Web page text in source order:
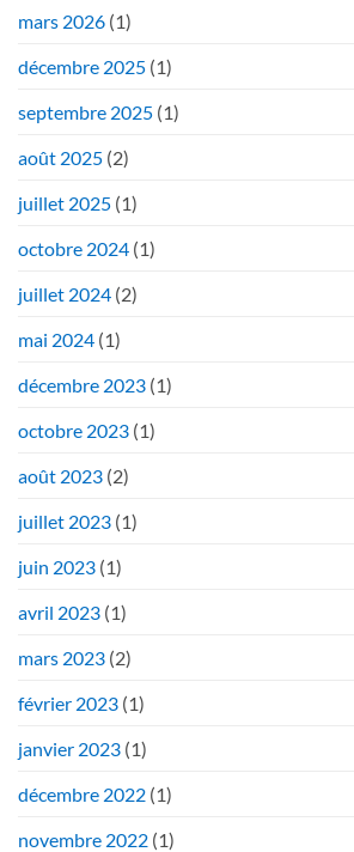
mars 2026 (1)
décembre 2025 (1)
septembre 2025 (1)
août 2025 (2)
juillet 2025 (1)
octobre 2024 (1)
juillet 2024 (2)
mai 2024 (1)
décembre 2023 (1)
octobre 2023 (1)
août 2023 (2)
juillet 2023 (1)
juin 2023 (1)
avril 2023 (1)
mars 2023 (2)
février 2023 (1)
janvier 2023 (1)
décembre 2022 (1)
novembre 2022 (1)